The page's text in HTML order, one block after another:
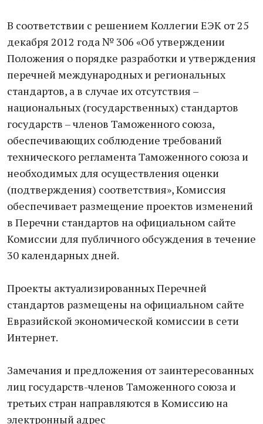
В соответствии с решением Коллегии ЕЭК от 25
декабря 2012 года № 306 «Об утверждении
Положения о порядке разработки и утверждения
перечней международных и региональных
стандартов, а в случае их отсутствия –
национальных (государственных) стандартов
государств – членов Таможенного союза,
обеспечивающих соблюдение требований
технического регламента Таможенного союза и
необходимых для осуществления оценки
(подтверждения) соответствия», Комиссия
обеспечивает размещение проектов изменений
в Перечни стандартов на официальном сайте
Комиссии для публичного обсуждения в течение
30 календарных дней.
Проекты актуализированных Перечней
стандартов размещены на официальном сайте
Евразийской экономической комиссии в сети
Интернет.
Замечания и предложения от заинтересованных
лиц государств-членов Таможенного союза и
третьих стран направляются в Комиссию на
электронный адрес